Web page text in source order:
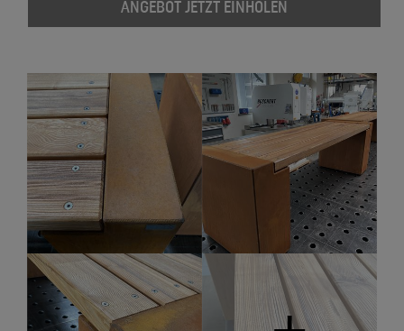
ANGEBOT JETZT EINHOLEN